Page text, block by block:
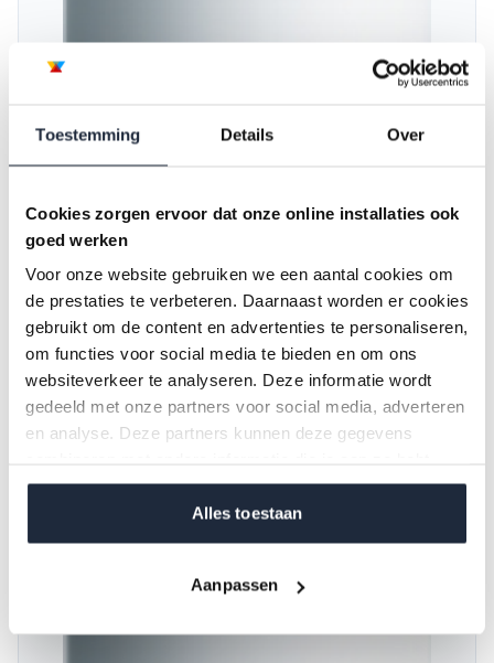
Toestemming Details Over
Cookies zorgen ervoor dat onze online installaties ook
goed werken
Voor onze website gebruiken we een aantal cookies om
de prestaties te verbeteren. Daarnaast worden er cookies
gebruikt om de content en advertenties te personaliseren,
om functies voor social media te bieden en om ons
websiteverkeer te analyseren. Deze informatie wordt
gedeeld met onze partners voor social media, adverteren
en analyse. Deze partners kunnen deze gegevens
verstrekt of die ze hebben verzameld op basis van jouw
gebruik van hun services.Alles toestaan
Aanpassen
VaillantEcotec plus CW4
Voor middelgrote woningen
Vermogen: 25 kw kw
Bekijk ketel